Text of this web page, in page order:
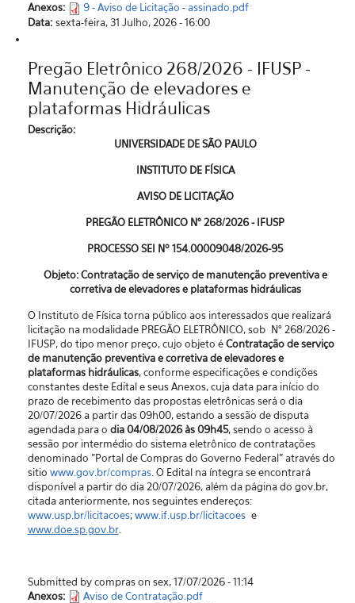
Anexos:
9 - Aviso de Licitação - assinado.pdf
Data: sexta-feira, 31 Julho, 2026 - 16:00
Pregão Eletrônico 268/2026 - IFUSP -
Manutenção de elevadores e
plataformas Hidráulicas
Descrição:
UNIVERSIDADE DE SÃO PAULO
INSTITUTO DE FÍSICA
AVISO DE LICITAÇÃO
PREGÃO ELETRÔNICO N° 268/2026 - IFUSP
PROCESSO SEI Nº 154.00009048/2026-95
Objeto: Contratação de serviço de manutenção preventiva e
corretiva de elevadores e plataformas hidráulicas
O Instituto de Física torna público aos interessados que realizará
licitação na modalidade PREGÃO ELETRÔNICO, sob N° 268/2026 -
IFUSP, do tipo menor preço, cujo objeto éContratação de serviço
de manutenção preventiva e corretiva de elevadores e
plataformas hidráulicas, conforme especificações e condições
constantes deste Edital e seus Anexos, cuja data para início do
prazo de recebimento das propostas eletrônicas será o dia
20/07/2026 a partir das 09h00, estando a sessão de disputa
agendada para o dia 04/08/2026 às 09h45, sendo o acesso à
sessão por intermédio do sistema eletrônico de contratações
denominado "Portal de Compras do Governo Federal” através do
sitio www.gov.br/compras. O Edital na íntegra se encontrará
disponível a partir do dia 20/07/2026, além da página do gov.br,
citada anteriormente, nos seguintes endereços:
www.usp.br/licitacoes;www.if.usp.br/licitacoese
www.doe.sp.gov.br.
Submitted by compras on sex, 17/07/2026 - 11:14
Anexos:
Aviso de Contratação.pdf